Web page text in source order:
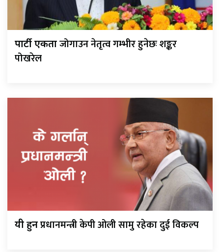
पार्टी एकताजोगाउन नेतृत्व गम्भीर हुनेछः शङ्कर
पोखरेल
यी हुनप्रधानमन्त्री केपी ओली सामु रहेका दुई विकल्प